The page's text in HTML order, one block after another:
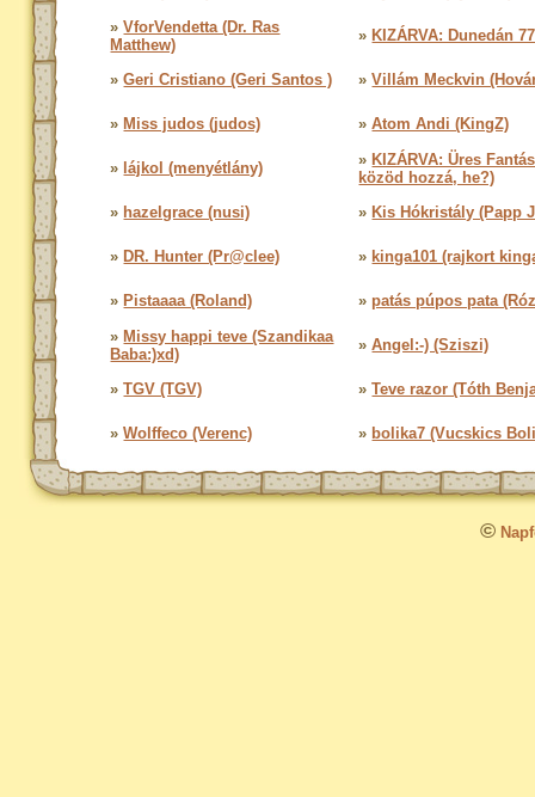
»VforVendetta (Dr. Ras
Matthew)
» KIZÁRVA: Dunedán
»Geri Cristiano (Geri Santos ) »Villám Meckvin
» Miss judos (judos) »Atom Andi (KingZ)
» lájkol (menyétlány) » KIZÁRVA: Üres
közöd hozzá, he?)
» hazelgrace (nusi) » Kis Hókristály (Papp
» DR. Hunter (Pr@clee) » kinga101 (rajkort
» Pistaaaa (Roland) » patás púpos pata
» Missy happi teve (Szandikaa
Baba:)xd)
»Angel:-) (Sziszi)
»TGV (TGV) »Teve razor (Tóth
»Wolffeco (Verenc) » bolika7 (Vucskics
©